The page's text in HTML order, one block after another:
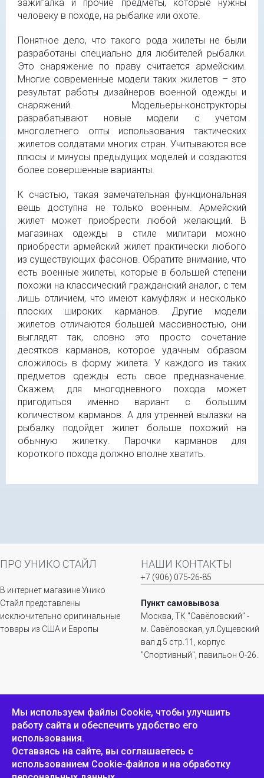
зажигалка и прочие предметы, которые нужны
человеку в походе, на рыбалке или охоте.
Понятное дело, что такого рода жилеты не были
разработаны специально для любителей рыбалки.
Это снаряжение по праву считается армейским.
Многие современные модели таких жилетов – это
результат работы дизайнеров военной одежды и
снаряжений. Модельеры-конструкторы
разрабатывают новые модели с учетом
многолетнего опты использования тактических
жилетов солдатами многих стран. Учитываются все
плюсы и минусы предыдущих моделей и создаются
более совершенные варианты.
К счастью, такая замечательная функциональная
вещь доступна не только военным. Армейский
жилет может приобрести любой желающий. В
магазинах одежды в стиле милитари можно
приобрести армейский жилет практически любого
из существующих фасонов. Обратите внимание, что
есть военные жилеты, которые в большей степени
похожи на классический гражданский аналог, с тем
лишь отличием, что имеют камуфляж и несколько
плоских широких карманов. Другие модели
жилетов отличаются большей массивностью, они
выглядят так, словно это просто сочетание
десятков карманов, которое удачным образом
сложилось в форму жилета. У каждого из таких
предметов одежды есть свое предназначение.
Скажем, для многодневного похода может
пригодиться именно вариант с большим
количеством карманов. А для утренней вылазки на
рыбалку подойдет жилет больше похожий на
обычную жилетку. Парочки карманов для
короткого похода должно вполне хватить.
ПРО УНИКО СТАЙЛ
В интернет магазине Унико
Стайл представлены
исключительно оригинальные
товары из США и Европы
НАШИ КОНТАКТЫ
+7 (906) 075-26-85
Пункт самовывоза
Москва, ТК "Савёловский" -
м. Савёловская, ул.Сущевский
вал д.5 стр.11, корпус
"Спортивный", павильон О-26.
ИНФОРМАЦИЯ
Положение о
конфиденциальности и
защите персональных
данных
ОБРАТНАЯ СВЯЗЬ
Пожаловаться
Мы используем файлы Сookie, чтобы улучшить
работу сайта и обеспечить удобство его
использования.
Оставаясь на сайте, вы соглашаетесь с
использованием Cookie-файлов и на обработку